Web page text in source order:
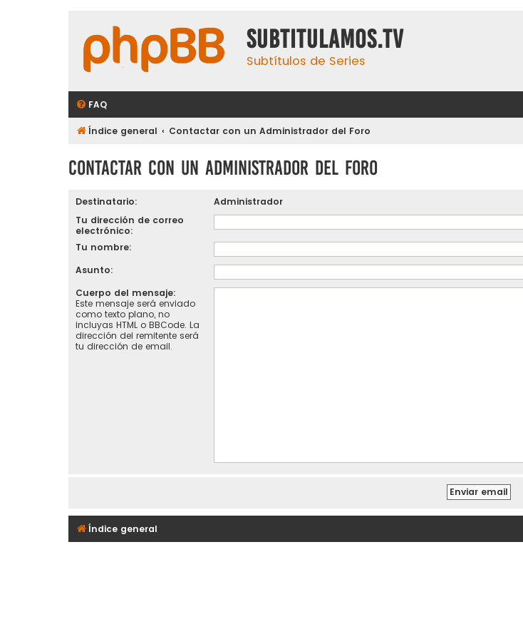
subtitulamos.tv
Subtítulos de Series
FAQ
Índice general Contactar con un Administrador del Foro
Contactar con un Administrador del Foro
Destinatario:
Administrador
Tu dirección de correo
electrónico:
Tu nombre:
Asunto:
Cuerpo del mensaje:
Este mensaje será enviado
como texto plano, no
incluyas HTML o BBCode. La
dirección del remitente será
tu dirección de email.
Índice general